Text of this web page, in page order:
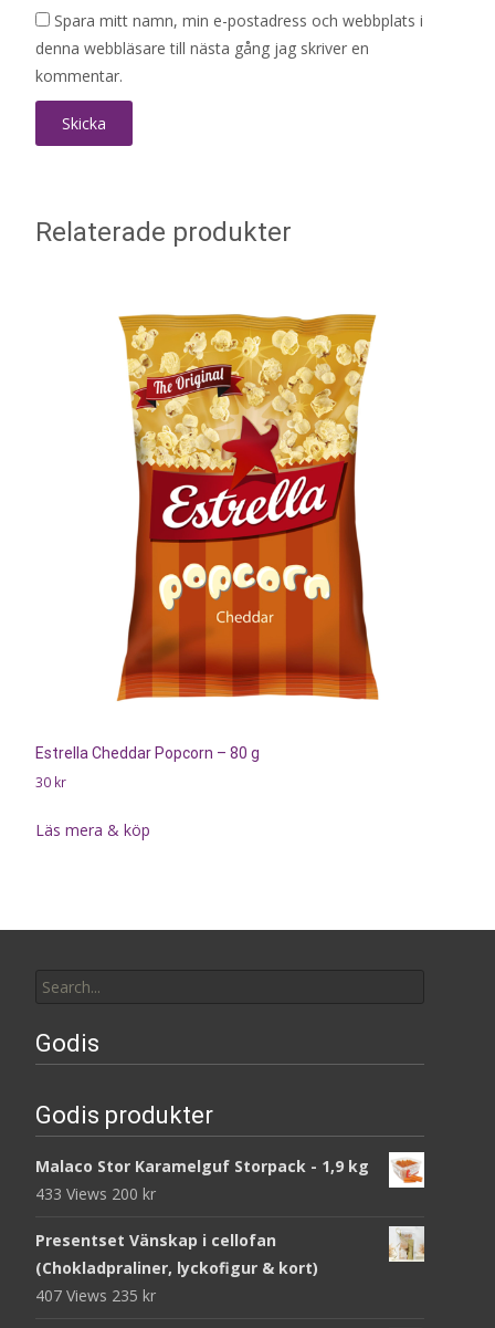
Spara mitt namn, min e-postadress och webbplats i
denna webbläsare till nästa gång jag skriver en
kommentar.
Relaterade produkter
Estrella Cheddar Popcorn – 80 g
30 kr
Läs mera & köp
for:
Godis
Godis produkter
Malaco Stor Karamelguf Storpack - 1,9 kg
433 Views 200 kr
Presentset Vänskap i cellofan
(Chokladpraliner, lyckofigur & kort)
407 Views 235 kr